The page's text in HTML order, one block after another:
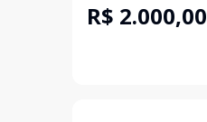
R$ 2.000,00